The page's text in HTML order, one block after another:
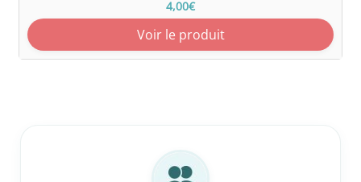
4,00€
Voir le produit